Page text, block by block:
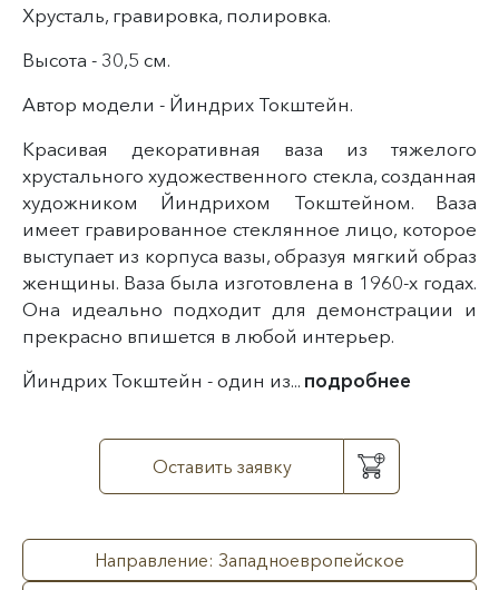
Хрусталь, гравировка, полировка.
Высота - 30,5 см.
Автор модели - Йиндрих Токштейн.
Красивая декоративная ваза из тяжелого
хрустального художественного стекла, созданная
художником Йиндрихом Токштейном. Ваза
имеет гравированное стеклянное лицо, которое
выступает из корпуса вазы, образуя мягкий образ
женщины. Ваза была изготовлена в 1960-х годах.
Она идеально подходит для демонстрации и
прекрасно впишется в любой интерьер.
Йиндрих Токштейн - один из... подробнее
Оставить заявку
Направление: Западноевропейское